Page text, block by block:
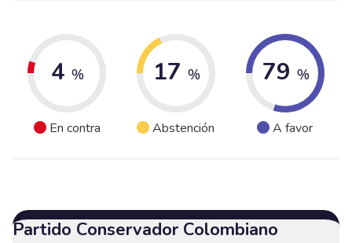
4 %
En contra
17 %
Abstención
79 %
A favor
Partido Conservador Colombiano